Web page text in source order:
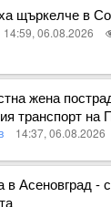
щъркелче в
14:59, 06.08.2026
жена
транспорт на
14:37, 06.08.2026
в Асеновград -